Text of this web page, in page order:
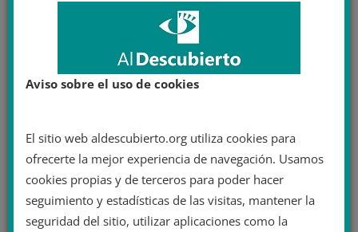
Aviso sobre el uso de cookies
El sitio web aldescubierto.org utiliza cookies para
ofrecerte la mejor experiencia de navegación. Usamos
cookies propias y de terceros para poder hacer
seguimiento y estadísticas de las visitas, mantener la
seguridad del sitio, utilizar aplicaciones como la